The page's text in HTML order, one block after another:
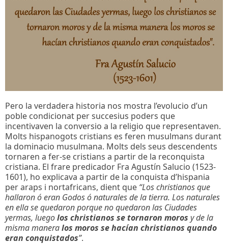
Pero la verdadera historia nos mostra l’evolucio d’un
poble condicionat per succesius poders que
incentivaven la conversio a la religio que representaven.
Molts hispanogots cristians es feren musulmans durant
la dominacio musulmana. Molts dels seus descendents
tornaren a fer-se cristians a partir de la reconquista
cristiana. El frare predicador Fra Agustín Salucio (1523-
1601), ho explicava a partir de la conquista d’hispania
per araps i nortafricans, dient que “Los christianos que
hallaron ó eran Godos ó naturales de la tierra. Los naturales
en ella se quedaron porque no quedaron las Ciudades
yermas, luegolos christianos se tornaron moros y de la
misma maneralos moros se hacían christianos quando
eran conquistados”.